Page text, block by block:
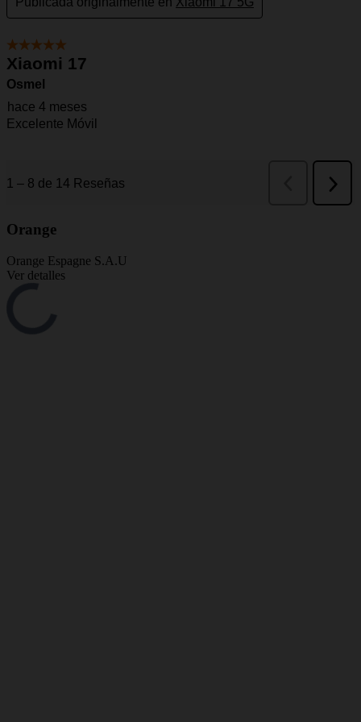
Orange
Orange Espagne S.A.U
Ver detalles